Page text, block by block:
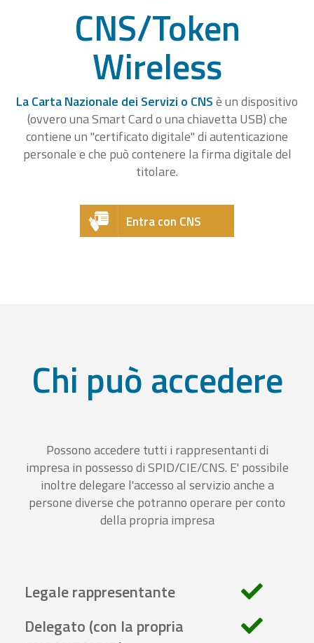
CNS/Token
Wireless
La Carta Nazionale dei Servizi o CNSè un dispositivo
(ovvero una Smart Card o una chiavetta USB) che
contiene un "certificato digitale" di autenticazione
personale e che può contenere la firma digitale del
titolare.
Entra con CNS
Chi può accedere
Possono accedere tutti i rappresentanti di
impresa in possesso di SPID/CIE/CNS. E' possibile
inoltre delegare l'accesso al servizio anche a
persone diverse che potranno operare per conto
della propria impresa
Legale rappresentante
Delegato (con la propria